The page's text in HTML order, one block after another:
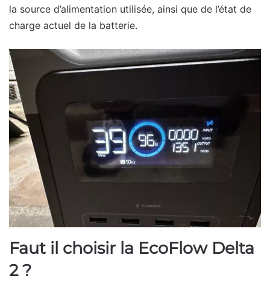
la source d’alimentation utilisée, ainsi que de l’état de
charge actuel de la batterie.
Faut il choisir la EcoFlow Delta
2 ?